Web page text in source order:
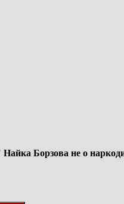
Борзова не о